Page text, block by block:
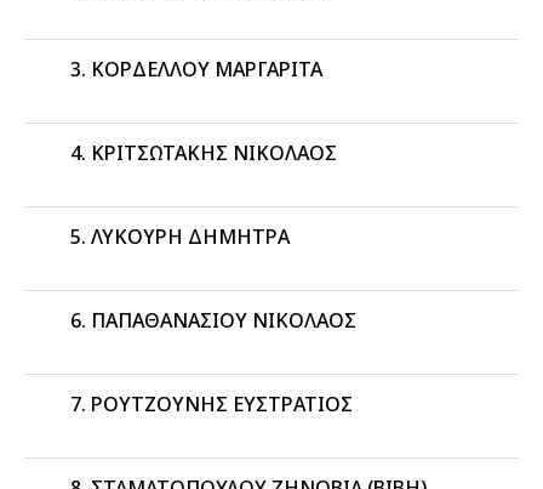
ΚΟΡΔΕΛΛΟΥ ΜΑΡΓΑΡΙΤΑ
ΚΡΙΤΣΩΤΑΚΗΣ ΝΙΚΟΛΑΟΣ
ΛΥΚΟΥΡΗ ΔΗΜΗΤΡΑ
ΠΑΠΑΘΑΝΑΣΙΟΥ ΝΙΚΟΛΑΟΣ
ΡΟΥΤΖΟΥΝΗΣ ΕΥΣΤΡΑΤΙΟΣ